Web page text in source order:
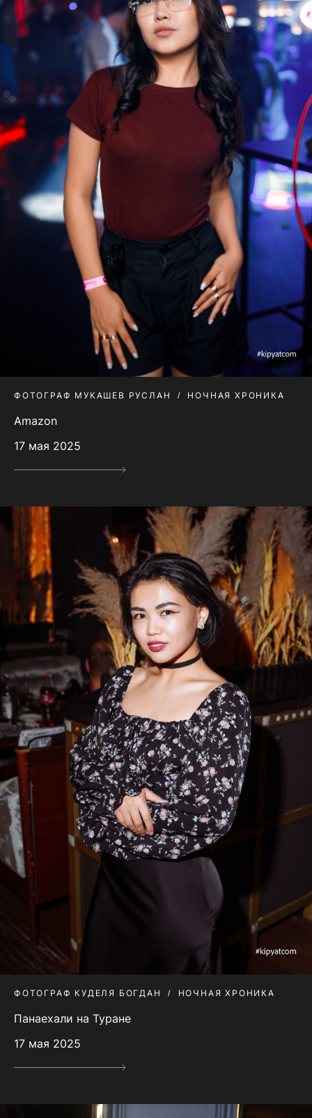
ФОТОГРАФ МУКАШЕВ РУСЛАН НОЧНАЯ ХРОНИКА
Amazon
17 мая 2025
ФОТОГРАФ КУДЕЛЯ БОГДАН НОЧНАЯ ХРОНИКА
Панаехали на Туране
17 мая 2025